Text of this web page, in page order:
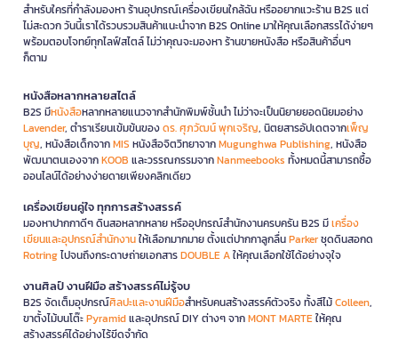
สำหรับใครที่กำลังมองหา ร้านอุปกรณ์เครื่องเขียนใกล้ฉัน หรืออยากแวะร้าน B2S แต่
ไม่สะดวก วันนี้เราได้รวบรวมสินค้าแนะนำจาก B2S Online มาให้คุณเลือกสรรได้ง่ายๆ
พร้อมตอบโจทย์ทุกไลฟ์สไตล์ ไม่ว่าคุณจะมองหา ร้านขายหนังสือ หรือสินค้าอื่นๆ
ก็ตาม
หนังสือหลากหลายสไตล์
B2S มีหนังสือหลากหลายแนวจากสำนักพิมพ์ชั้นนำ ไม่ว่าจะเป็นนิยายยอดนิยมอย่าง
Lavender, ตำราเรียนเข้มข้นของดร. ศุภวัฒน์ พุกเจริญ, นิตยสารอัปเดตจากเพ็ญ
บุญ, หนังสือเด็กจากMIS หนังสือจิตวิทยาจากMugunghwa Publishing, หนังสือ
พัฒนาตนเองจากKOOB และวรรณกรรมจากNanmeebooks ทั้งหมดนี้สามารถซื้อ
ออนไลน์ได้อย่างง่ายดายเพียงคลิกเดียว
เครื่องเขียนคู่ใจ ทุกการสร้างสรรค์
มองหาปากกาดีๆ ดินสอหลากหลาย หรืออุปกรณ์สำนักงานครบครัน B2S มีเครื่อง
เขียนและอุปกรณ์สำนักงานให้เลือกมากมาย ตั้งแต่ปากกาลูกลื่นParkerชุดดินสอกด
Rotringไปจนถึงกระดาษถ่ายเอกสารDOUBLE Aให้คุณเลือกใช้ได้อย่างจุใจ
งานศิลป์ งานฝีมือ สร้างสรรค์ไม่รู้จบ
B2S จัดเต็มอุปกรณ์ศิลปะและงานฝีมือสำหรับคนสร้างสรรค์ตัวจริง ทั้งสีไม้Colleen,
ขาตั้งไม้บนโต๊ะPyramidและอุปกรณ์ DIY ต่างๆ จากMONT MARTEให้คุณ
สร้างสรรค์ได้อย่างไร้ขีดจำกัด